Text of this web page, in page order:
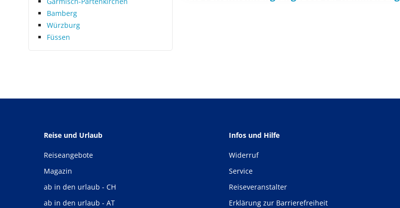
Bamberg
Würzburg
Füssen
Reise und Urlaub
Reiseangebote
Magazin
ab in den urlaub - CH
ab in den urlaub - AT
Infos und Hilfe
Widerruf
Service
Reiseveranstalter
Erklärung zur Barrierefreiheit